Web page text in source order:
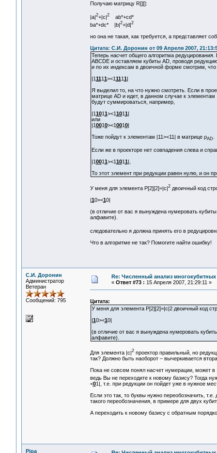
Получаю матрицу R[][]:
|a|2+|c|2ab*+cd*
ba*+dc* |b|2+|d|2
но она не такая, как требуется, а представляет
Цитата: С.И. Доронин от 09 Апреля 2007,
Теперь насчет общего алгоритма
ABCDE и оставляем кубиты AD, проводя
и по их индексам в двоичной форме смотрим, что
|11111><11111|
Я выделил то, на что нужно смотреть. Если в
матрице AD и идет, в данном случае к
будут суммироваться, например,
|11011><11011|
или
|10010><10010|
Тоже пойдут к элементам |11><11| в матрице ρAD
Если же в проекторе нет совпадения слева и
|10011><11011|,
То этот элемент при редукции равен нулю, и он
У меня для элемента P[2][2]=|c|2двоичный код
|10><10|
(в отличие от вас я вынуждена нумеровать
алфавите).
следовательно я должна принять его в
Что в алгоритме не так? Помогите найти ошибку!
С.И. Доронин
Администратор
Ветеран
Сообщений: 795
Re: Численный анализ многокубитных
« Ответ #73 : 15 Апреля 2007, 21:29:11 »
Цитата:
У меня для элемента P[2][2]=|c|2 двоичный код
10><10|
(в отличие от вас я вынуждена нумеровать
алфавите).
Для элемента |c|2проектор правильный, но
так? Должно быть наоборот – вычеркивается
Пока не совсем понял насчет нумерации, может в
ведь Вы не переходите к новому базису? Тогда
<01|, т.е. при редукции он пойдет уже в нужное
Если это так, то буквы нужно переобозначить,
такого переобозначения, в примере для двух
А переходить к новому базису с обратным
Pipa